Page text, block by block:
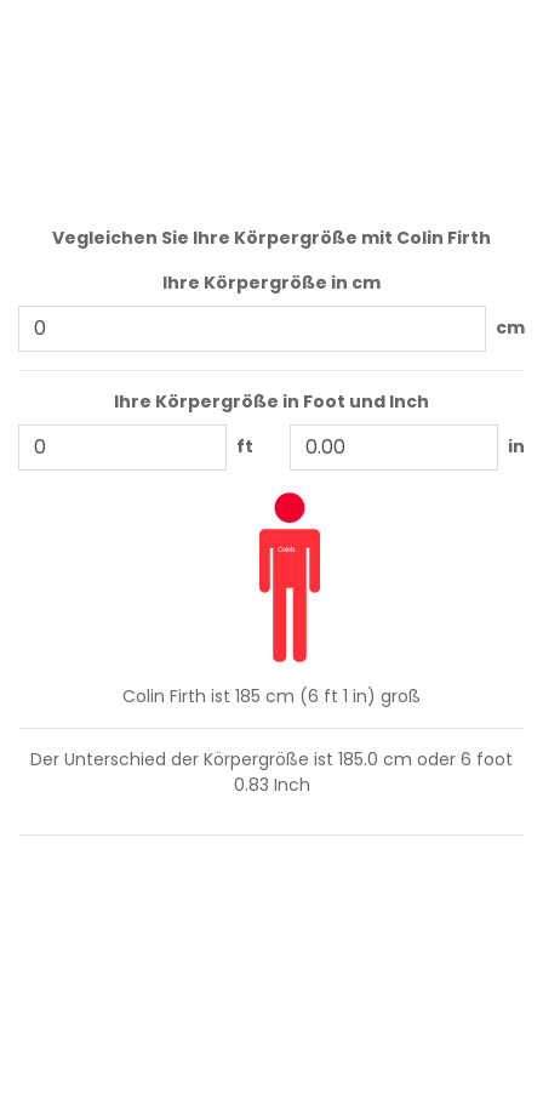
Vegleichen Sie Ihre Körpergröße mit Colin Firth
Ihre Körpergröße in cm
cm
Ihre Körpergröße in Foot und Inch
ft
in
Colin Firth ist 185 cm (6 ft 1 in) groß
Der Unterschied der Körpergröße ist 185.0 cm oder 6 foot
0.83 Inch